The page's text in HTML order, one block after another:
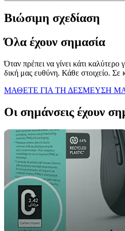
Βιώσιμη σχεδίαση
Όλα έχουν σημασία
Όταν πρέπει να γίνει κάτι καλύτερο
δική μας ευθύνη. Κάθε στοιχείο. Σε
ΜΑΘΕΤΕ ΓΙΑ ΤΗ ΔΕΣΜΕΥΣΗ
Οι σημάνσεις έχουν